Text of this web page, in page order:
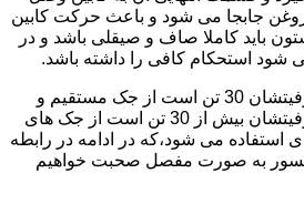
جابجا می شود و باعث حرکت کابین
باید کاملا صاف و صیقلی باشد و در
شود استحکام کافی را داشته باشد.
برای آسانسورهایی که ظرفیتشان 30 تن است از جک مستقیم و
برای آسانسورهایی که ظرفیتشان بیش از 30 تن است از جک های
استفاده می شود،که در ادامه در رابطه
به صورت مفصل صحبت خواهیم